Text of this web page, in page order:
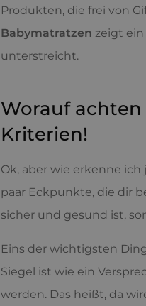
Produkten, die frei von
Babymatratzen zeigt
unterstreicht.
Worauf
Kriterien!
Ok, aber wie erkenne
paar Eckpunkte, die dir
sicher und gesund ist,
Eins der wichtigsten
Siegel ist wie ein
werden. Das heißt, da